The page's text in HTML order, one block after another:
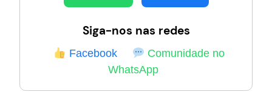
Siga-nos nas redes
Facebook
Comunidade no
WhatsApp